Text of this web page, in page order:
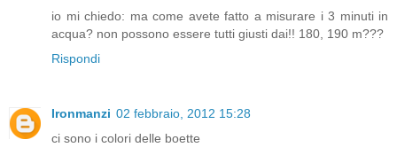
io mi chiedo: ma come avete fatto a misurare i 3 minuti in
acqua? non possono essere tutti giusti dai!! 180, 190 m???
Rispondi
Ironmanzi 02 febbraio, 2012 15:28
ci sono i colori delle boette